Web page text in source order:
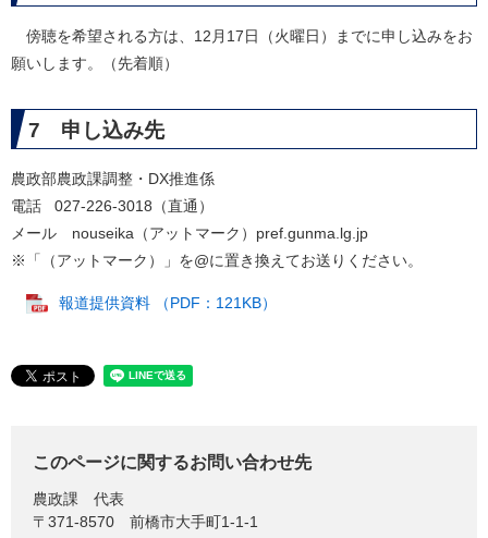
傍聴を希望される方は、12月17日（火曜日）までに申し込みをお
願いします。（先着順）
7 申し込み先
農政部農政課調整・DX推進係
電話 027-226-3018（直通）
メール nouseika（アットマーク）pref.gunma.lg.jp
※「（アットマーク）」を@に置き換えてお送りください。
報道提供資料 （PDF：121KB）
このページに関するお問い合わせ先
農政課
代表
〒371-8570
前橋市大手町1-1-1